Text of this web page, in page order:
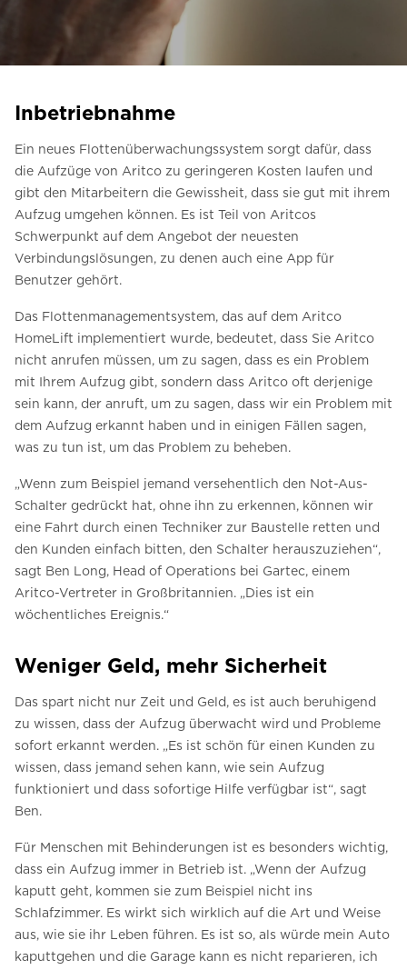
Kontaktieren Sie uns
Preisvoranschlag anfordern
FAQ
Kontaktieren Sie uns
Inbetriebnahme
Ein neues Flottenüberwachungssystem sorgt dafür, dass
die Aufzüge von Aritco zu geringeren Kosten laufen und
gibt den Mitarbeitern die Gewissheit, dass sie gut mit ihrem
Aufzug umgehen können. Es ist Teil von Aritcos
Schwerpunkt auf dem Angebot der neuesten
Verbindungslösungen, zu denen auch eine App für
Benutzer gehört.
Das Flottenmanagementsystem, das auf dem Aritco
HomeLift implementiert wurde, bedeutet, dass Sie Aritco
nicht anrufen müssen, um zu sagen, dass es ein Problem
mit Ihrem Aufzug gibt, sondern dass Aritco oft derjenige
sein kann, der anruft, um zu sagen, dass wir ein Problem mit
dem Aufzug erkannt haben und in einigen Fällen sagen,
was zu tun ist, um das Problem zu beheben.
„Wenn zum Beispiel jemand versehentlich den Not-Aus-
Schalter gedrückt hat, ohne ihn zu erkennen, können wir
eine Fahrt durch einen Techniker zur Baustelle retten und
den Kunden einfach bitten, den Schalter herauszuziehen“,
sagt Ben Long, Head of Operations bei Gartec, einem
Aritco-Vertreter in Großbritannien. „Dies ist ein
wöchentliches Ereignis.“
Weniger Geld, mehr Sicherheit
Das spart nicht nur Zeit und Geld, es ist auch beruhigend
zu wissen, dass der Aufzug überwacht wird und Probleme
sofort erkannt werden. „Es ist schön für einen Kunden zu
wissen, dass jemand sehen kann, wie sein Aufzug
funktioniert und dass sofortige Hilfe verfügbar ist“, sagt
Ben.
Für Menschen mit Behinderungen ist es besonders wichtig,
dass ein Aufzug immer in Betrieb ist. „Wenn der Aufzug
kaputt geht, kommen sie zum Beispiel nicht ins
Schlafzimmer. Es wirkt sich wirklich auf die Art und Weise
aus, wie sie ihr Leben führen. Es ist so, als würde mein Auto
kaputtgehen und die Garage kann es nicht reparieren, ich